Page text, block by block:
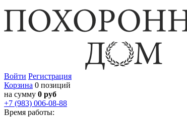
Войти Регистрация
Корзина 0 позиций
на сумму 0 руб
+7 (983) 006-08-88
Время работы: